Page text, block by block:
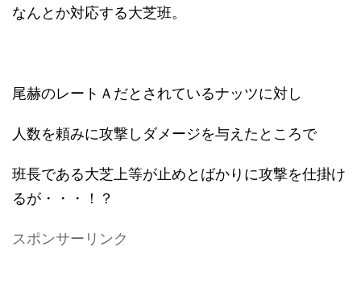
なんとか対応する大芝班。
尾赫のレートＡだとされているナッツに対し
人数を頼みに攻撃しダメージを与えたところで
班長である大芝上等が止めとばかりに攻撃を仕掛け
るが・・・！？
スポンサーリンク